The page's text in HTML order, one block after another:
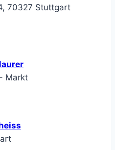
70327 Stuttgart
Markt